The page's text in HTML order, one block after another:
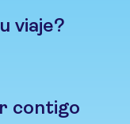
viaje?
contigo